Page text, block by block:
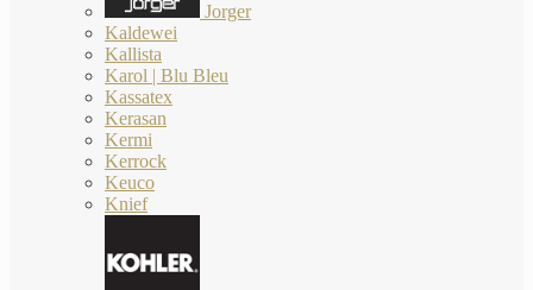
Jorger
Kaldewei
Kallista
Karol | Blu Bleu
Kassatex
Kerasan
Kermi
Kerrock
Keuco
Knief